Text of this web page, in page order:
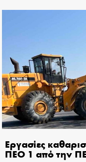
Εργασίες
ΠΕΟ 1 από την ΠΕ